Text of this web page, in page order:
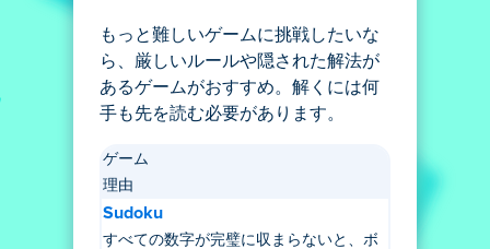
もっと難しいゲームに挑戦したいな
ら、厳しいルールや隠された解法が
あるゲームがおすすめ。解くには何
手も先を読む必要があります。
ゲーム
理由
Sudoku
すべての数字が完璧に収まらないと、ボ